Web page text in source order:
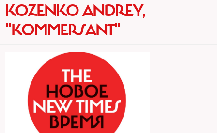
KOZENKO ANDREY,
"KOMMERSANT"